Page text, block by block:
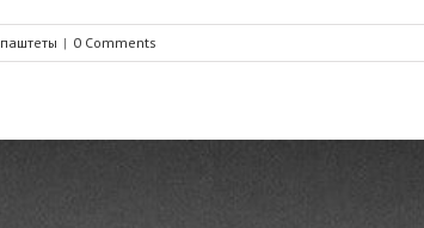
| 0 Comments